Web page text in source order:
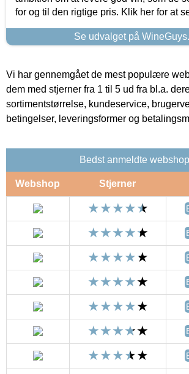
for og til den rigtige pris. Klik her for at
Se udvalget på
Vi har gennemgået de mest populære
dem med stjerner fra 1 til 5 ud fra bl.a.
sortimentstørrelse, kundeservice,
betingelser, leveringsformer og
Bedst anmeldte
Webshop Stjerner